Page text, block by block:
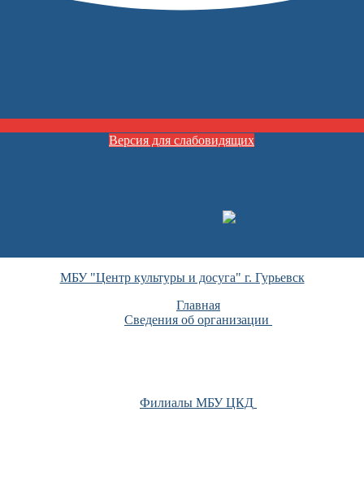
Версия для слабовидящих
МБУ "Центр культуры и досуга" г. Гурьевск
Главная
Сведения об организации
Филиалы МБУ ЦКД